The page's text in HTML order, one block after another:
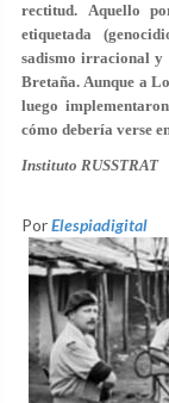
rectitud. Aquello
etiquetada
sadismo irracional y
Bretaña. Aunque a
luego
cómo debería verse
Instituto RUSSTRAT
PorElespiadigital